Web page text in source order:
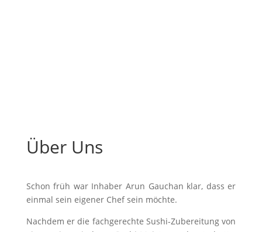
Über Uns
Schon früh war Inhaber Arun Gauchan klar, dass er
einmal sein eigener Chef sein möchte.
Nachdem er die fachgerechte Sushi-Zubereitung von